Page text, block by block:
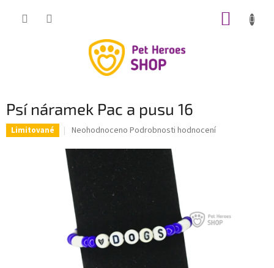
Psí náramek Pac a pusu 16
Limitované
Průměrné
produktu
je
z
5
hvězdiček.
Neohodnoceno Podrobnosti hodnocení